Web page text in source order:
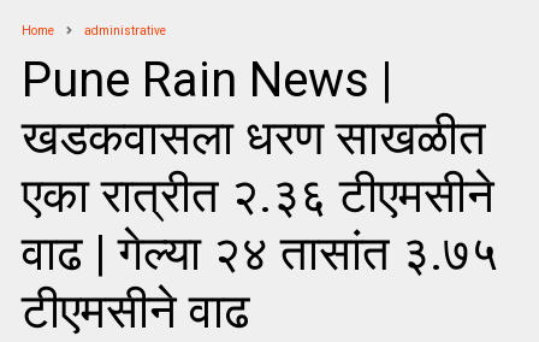
Home administrative
Pune Rain News |
खडकवासला धरण साखळीत
एका रात्रीत २.३६ टीएमसीने
वाढ | गेल्या २४ तासांत ३.७५
टीएमसीने वाढ